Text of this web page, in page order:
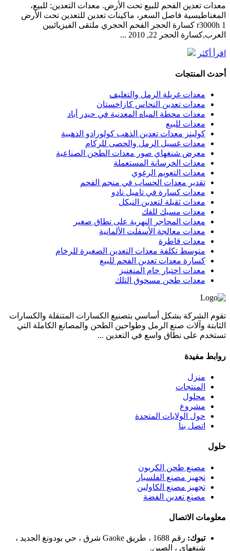
معدات تعدين الفحم للبيع تحت الأرض. معدات التعدين; للبيع،
المغناطيسية فاصل السعر، ماكينات تعدين للتعدين تحت الأرض
r3000h 1 كسارة الحجر الفحم الحجري ملتقى الفيزيائيين
العرب,كسارة الحجر 22, 2010 ...
اقرأ أكثر
أحدث المنتجات
معدات غربلة الرمل والتغليف
معدات تعدين النحاس كازاخستان
معدات محطة المياه المعدنية في حيدر أباد
معدات للبيع
كولينز معدات تعدين الذهب كولورادو الذهبية
معدات غسيل الرمل والحصى للركام
معرض شنغهاي صور معدات الطحن الصناعية
معدات الخرسانة المستعملة
معدات التعويم الرغوي
تقدير معدات الحساب في منجم الفحم
معدات كسارة في تاميل نادو
معدات ثقيلة لتعدين النيكل
معدات مسبك للفك
معدات المحاجر النهرية على نطاق صغير
معدات معالجة الأسفلت الألمانية
معدات قاطرة
متوسط تكلفة معدات التعدين الصغيرة للرخام
كسارة معدات تعدين الفحم للبيع
معدات اختبار خام المنغنيز
معدات طحن مسحوق التلك
تقوم الشركة بشكل أساسي بتصنيع الكسارات المتنقلة والكسارات
الثابتة وآلات صنع الرمل وطواحين الطحن والمصانع الكاملة التي
تستخدم على نطاق واسع في التعدين ...
روابط مفيدة
منزل
المنتجات
محلول
مشروع
حول الولايات المتحدة
اتصل بنا
حلول
مصنع طحن الكربون
تجهيز مصنع الفلسبار
تجهيز مصنع الكاولين
مصنع تعدين الفضة
معلومات الاتصال
تبوك:
رقم 1688 ، طريق Gaoke شرق ، حي بودونغ الجديد ،
شنغهاي ، الصين.